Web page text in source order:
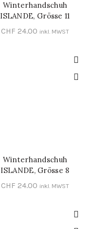
IN DEN WARENKORB
Winterhandschuh
ISLANDE, Grösse 11
CHF 24.00 inkl. MWST
IN DEN WARENKORB
Winterhandschuh
ISLANDE, Grösse 8
CHF 24.00 inkl. MWST